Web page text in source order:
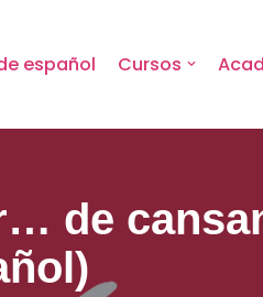
español Cursos
de